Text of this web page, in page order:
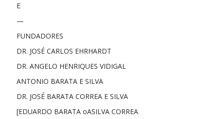
E
—
FUNDADORES
DR. JOSÉ CARLOS EHRHARDT
DR. ANGELO HENRIQUES VIDIGAL
ANTONIO BARATA E SILVA
DR. JOSÉ BARATA CORREA E SILVA
[EDUARDO BARATA oASILVA CORREA